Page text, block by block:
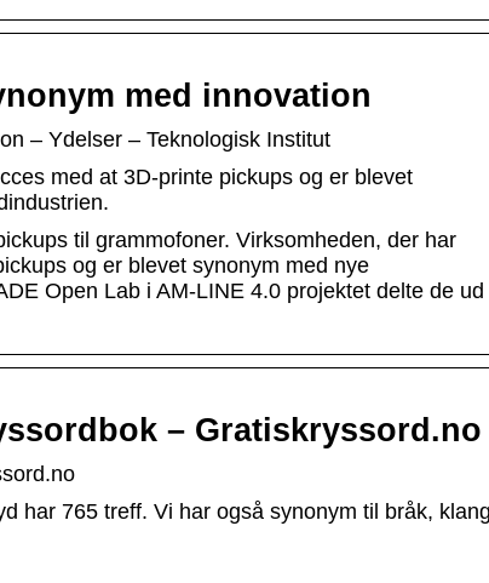
med innovation
– Ydelser – Teknologisk Institut
med at 3D-printe pickups og er blevet
til grammofoner. Virksomheden, der har
og er blevet synonym med nye
Open Lab i AM-LINE 4.0 projektet delte de ud
– Gratiskryssord.no
har 765 treff. Vi har også synonym til bråk, klang